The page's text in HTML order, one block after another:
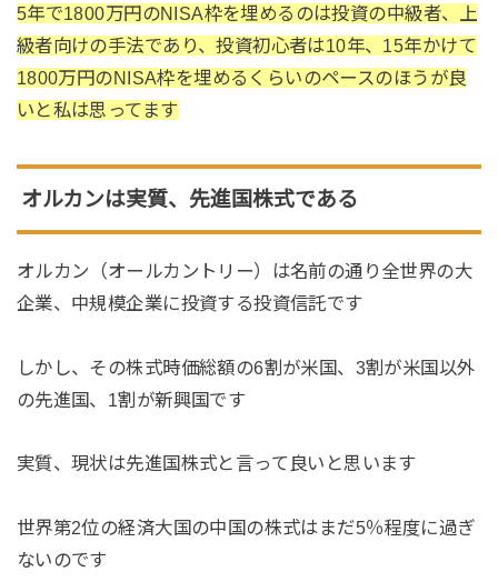
5年で1800万円のNISA枠を埋めるのは投資の中級者、上
級者向けの手法であり、投資初心者は10年、15年かけて
1800万円のNISA枠を埋めるくらいのペースのほうが良
いと私は思ってます
オルカンは実質、先進国株式である
オルカン（オールカントリー）は名前の通り全世界の大
企業、中規模企業に投資する投資信託です
しかし、その株式時価総額の6割が米国、3割が米国以外
の先進国、1割が新興国です
実質、現状は先進国株式と言って良いと思います
世界第2位の経済大国の中国の株式はまだ5％程度に過ぎ
ないのです